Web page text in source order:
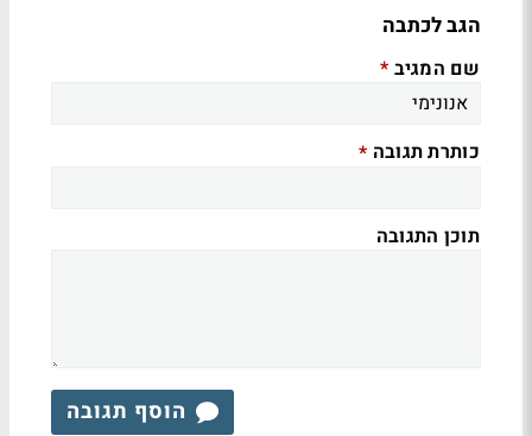
הגב לכתבה
שם המגיב *
כותרת תגובה *
תוכן התגובה
הוסף תגובה